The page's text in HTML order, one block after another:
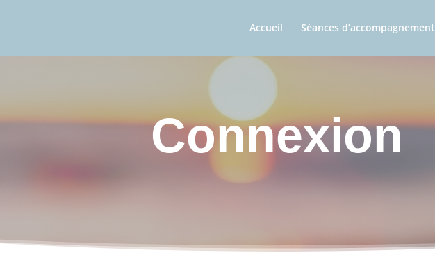
Accueil Séances d’accompagnement
Connexion